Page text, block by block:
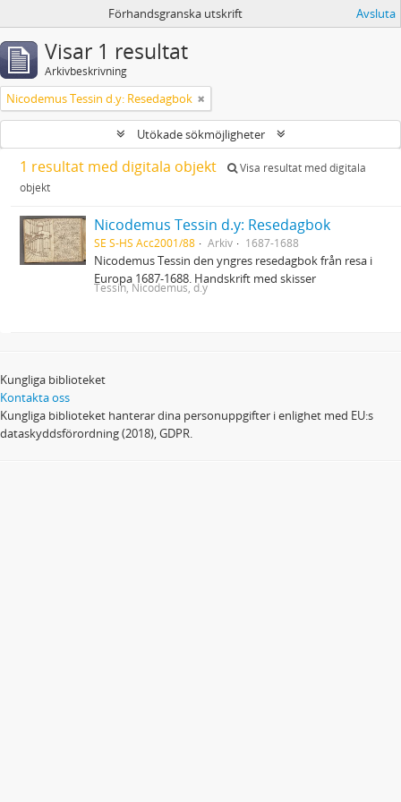
Förhandsgranska utskrift Avsluta
Visar 1 resultat
Arkivbeskrivning
Nicodemus Tessin d.y: Resedagbok
Utökade sökmöjligheter
1 resultat med digitala objekt
Visa resultat med digitala
objekt
Nicodemus Tessin d.y: Resedagbok
SE S-HS Acc2001/88 Arkiv 1687-1688
Nicodemus Tessin den yngres resedagbok från resa i
Europa 1687-1688. Handskrift med skisser
Tessin, Nicodemus, d.y
Kungliga biblioteket
Kontakta oss
Kungliga biblioteket hanterar dina personuppgifter i enlighet med EU:s
dataskyddsförordning (2018), GDPR.